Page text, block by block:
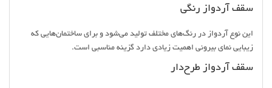
سقف آردواز رنگی
این نوع آردواز در رنگ‌های مختلف تولید می‌شود و برای ساختمان‌هایی که
زیبایی نمای بیرونی اهمیت زیادی دارد گزینه مناسبی است.
سقف آردواز طرح‌دار